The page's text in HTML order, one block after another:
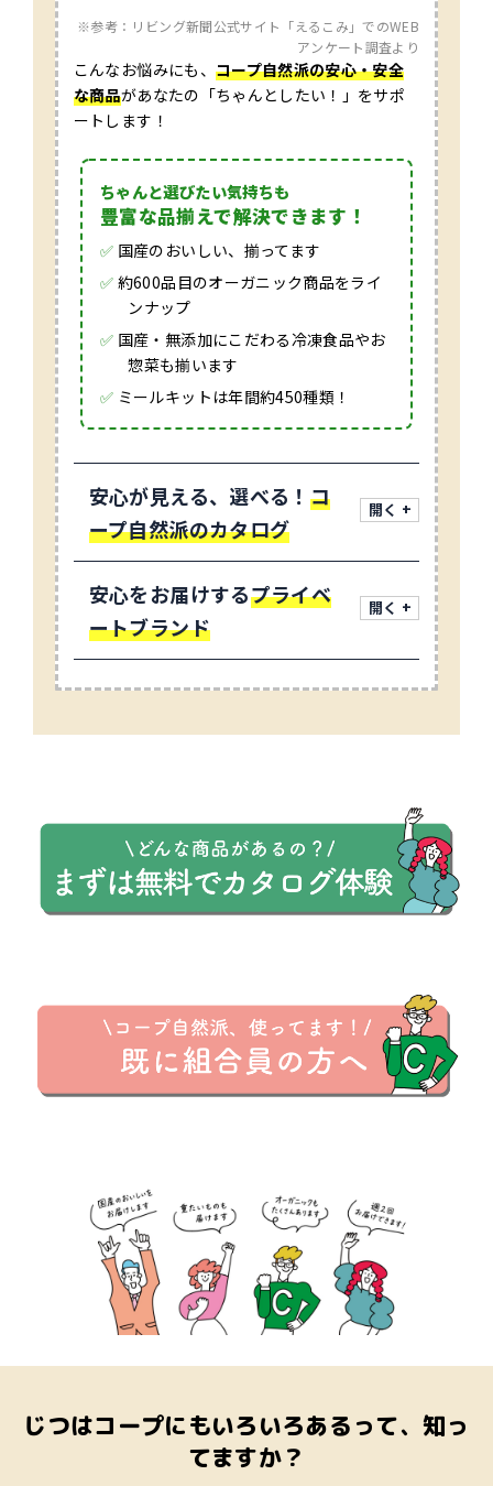
※参考：リビング新聞公式サイト「えるこみ」でのWEB
アンケート調査より
こんなお悩みにも、 コープ自然派の安心・安全
な商品があなたの「ちゃんとしたい！」をサポ
ートします！
ちゃんと選びたい気持ちも
豊富な品揃えで解決できます！
✅ 国産のおいしい、揃ってます
✅ 約600品目のオーガニック商品をライ
ンナップ
✅ 国産・無添加にこだわる冷凍食品やお
惣菜も揃います
✅ ミールキットは年間約450種類！
安心が見える、選べる！ コ
ープ自然派のカタログ
安心をお届けするプライベ
ートブランド
じつはコープにもいろいろあるって、知っ
てますか？